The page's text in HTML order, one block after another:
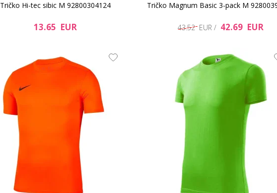
Tričko Hi-tec sibic M 92800304124
13.65 EUR
Tričko Magnum Basic 3-pack M
43.52 EUR / 42.69 EUR